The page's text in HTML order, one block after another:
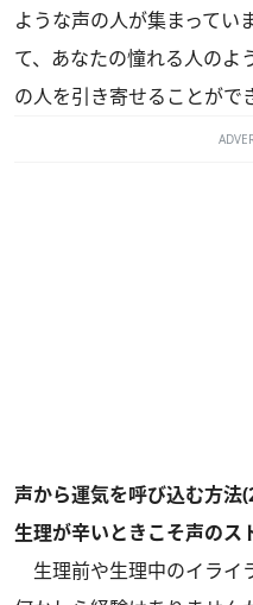
ような声の人が集まってい
て、あなたの憧れる人のよ
の人を引き寄せることがで
声から運気を呼び込む方法
生理が辛いときこそ声のス
生理前や生理中のイライ